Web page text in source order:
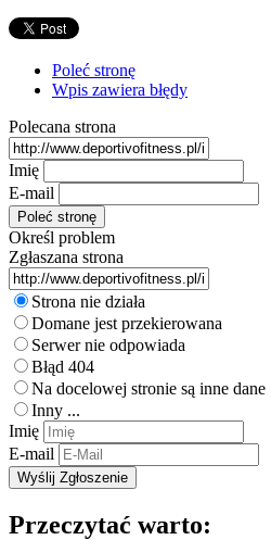
Poleć stronę
Wpis zawiera błędy
Polecana strona
Imię
E-mail
Określ problem
Zgłaszana strona
Strona nie działa
Domane jest przekierowana
Serwer nie odpowiada
Błąd 404
Na docelowej stronie są inne dane
Inny ...
Imię
E-mail
Przeczytać warto: